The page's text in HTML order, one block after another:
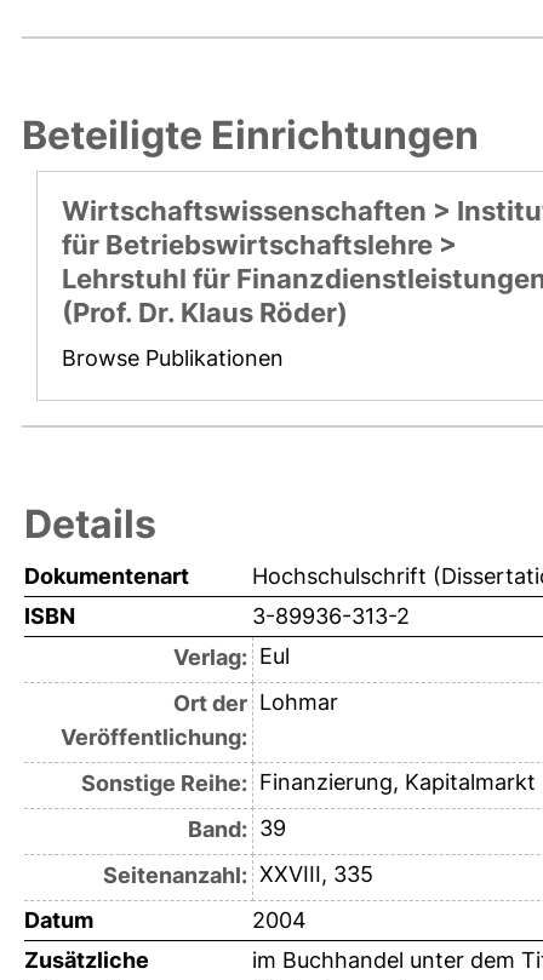
Beteiligte Einrichtungen
Wirtschaftswissenschaften >
für Betriebswirtschaftslehre >
Lehrstuhl für
(Prof. Dr. Klaus Röder)
Browse Publikationen
Details
Dokumentenart
Hochschulschrift
ISBN
3-89936-313-2
Verlag: Eul
Ort der
Veröffentlichung:
Lohmar
Sonstige Reihe: Finanzierung, Kapitalmarkt
Band: 39
Seitenanzahl: XXVIII, 335
Datum
2004
Zusätzliche
im Buchhandel unter dem